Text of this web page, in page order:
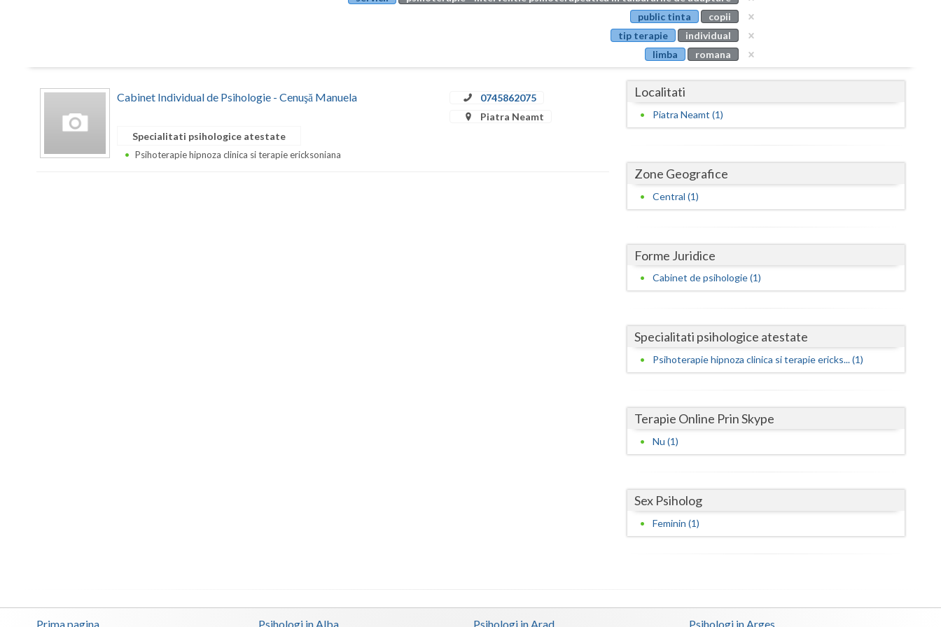
Buzau
Calarasi
Caras-Severin
Gorj
Hunedoara
Ialomita
Maramures
Mures
Neamt
Salaj
public tinta
copii
tip terapie
individual
limba
romana
Cabinet Individual de Psihologie - Cenuşă Manuela
0745862075
Piatra Neamt
Specialitati psihologice atestate
Psihoterapie hipnoza clinica si terapie ericksoniana
Localitati
Piatra Neamt (1)
Zone Geografice
Central (1)
Forme Juridice
Cabinet de psihologie (1)
Specialitati psihologice atestate
Psihoterapie hipnoza clinica si terapie ericks... (1)
Terapie Online Prin Skype
Nu (1)
Sex Psiholog
Feminin (1)
Prima pagina Psihologi in Alba Psihologi in Arad Psihologi in Arges